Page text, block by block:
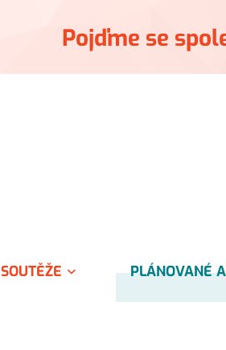
Pojďme se
SOUTĚŽE PLÁNOVANÉ